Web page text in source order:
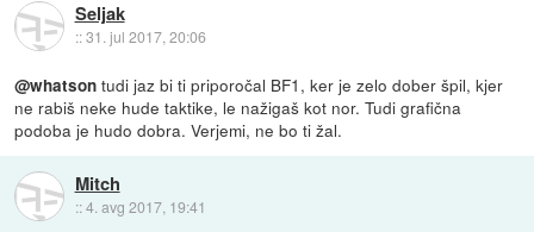
Seljak
::31. jul 2017, 20:06
@whatson tudi jaz bi ti priporočal BF1, ker je zelo dober špil, kjer
ne rabiš neke hude taktike, le nažigaš kot nor. Tudi grafična
podoba je hudo dobra. Verjemi, ne bo ti žal.
Mitch
::4. avg 2017, 19:41